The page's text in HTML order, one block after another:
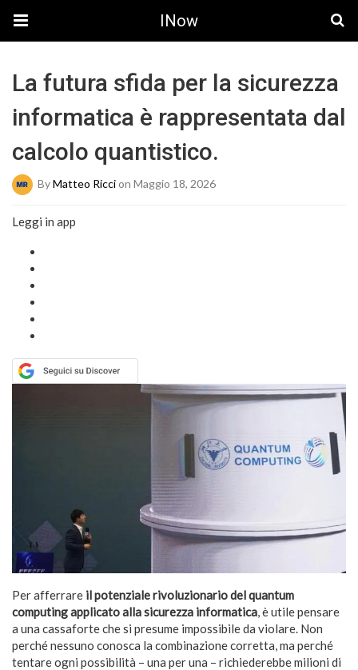
INow
La futura sfida per la sicurezza
informatica è rappresentata dal
calcolo quantistico.
ByMatteo Riccion Maggio 18, 2026
Leggi in app
Per afferrare il potenziale rivoluzionario del quantum
computing applicato alla sicurezza informatica , è utile pensare
a una cassaforte che si presume impossibile da violare. Non
perché nessuno conosca la combinazione corretta, ma perché
tentare ogni possibilità – una per una – richiederebbe milioni di